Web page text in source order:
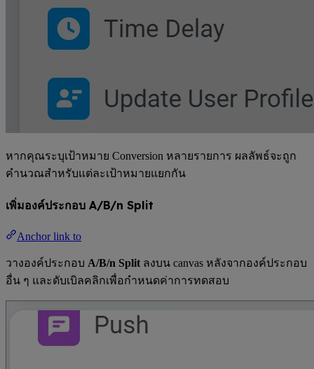
หากคุณระบุเป้าหมาย Conversion หลายรายการ ผลลัพธ์จะถูก
คำนวณสำหรับแต่ละเป้าหมายแยกกัน
เพิ่มองค์ประกอบ A/B/n Split
Anchor link to
วางองค์ประกอบ A/B/n Split ลงบน canvas หลังจากองค์ประกอบ
อื่น ๆ และดับเบิลคลิกเพื่อกำหนดค่าการทดสอบ